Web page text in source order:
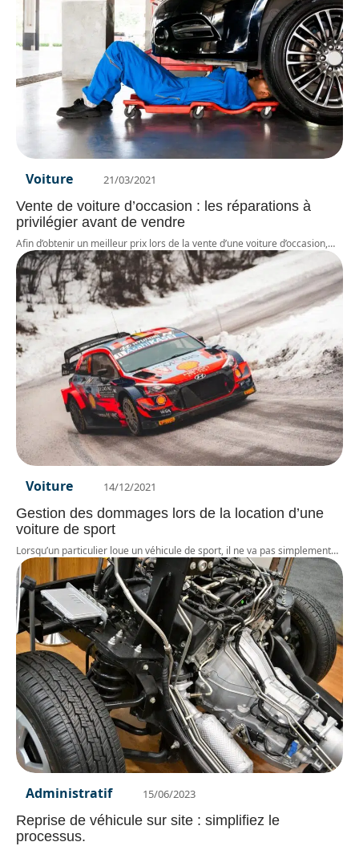
Voiture 21/03/2021
Vente de voiture d’occasion : les réparations à
privilégier avant de vendre
Afin d’obtenir un meilleur prix lors de la vente d’une voiture d’occasion,…
Voiture 14/12/2021
Gestion des dommages lors de la location d’une
voiture de sport
Lorsqu’un particulier loue un véhicule de sport, il ne va pas simplement…
Administratif 15/06/2023
Reprise de véhicule sur site : simplifiez le
processus.